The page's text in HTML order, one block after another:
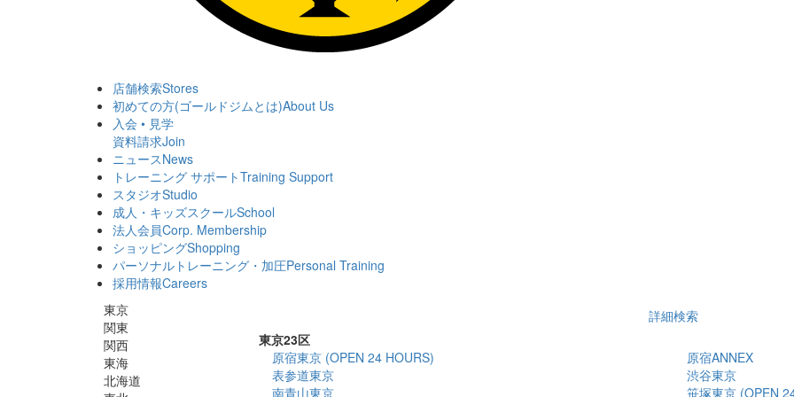
店舗検索Stores
初めての方(ゴールドジムとは)About Us
入会 • 見学
資料請求Join
ニュースNews
トレーニング サポートTraining Support
スタジオStudio
成人・キッズスクールSchool
法人会員Corp. Membership
ショッピングShopping
パーソナルトレーニング・加圧Personal Training
採用情報Careers
東京
関東
関西
東海
北海道
詳細検索
東京23区
原宿東京 (OPEN 24 HOURS)
原宿ANNEX
表参道東京
渋谷東京
南青山東京
笹塚東京 (OPEN